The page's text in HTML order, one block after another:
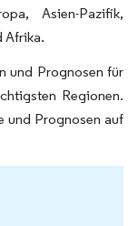
Asien-Pazifik,
Afrika.
und Prognosen für
Regionen.
und Prognosen auf